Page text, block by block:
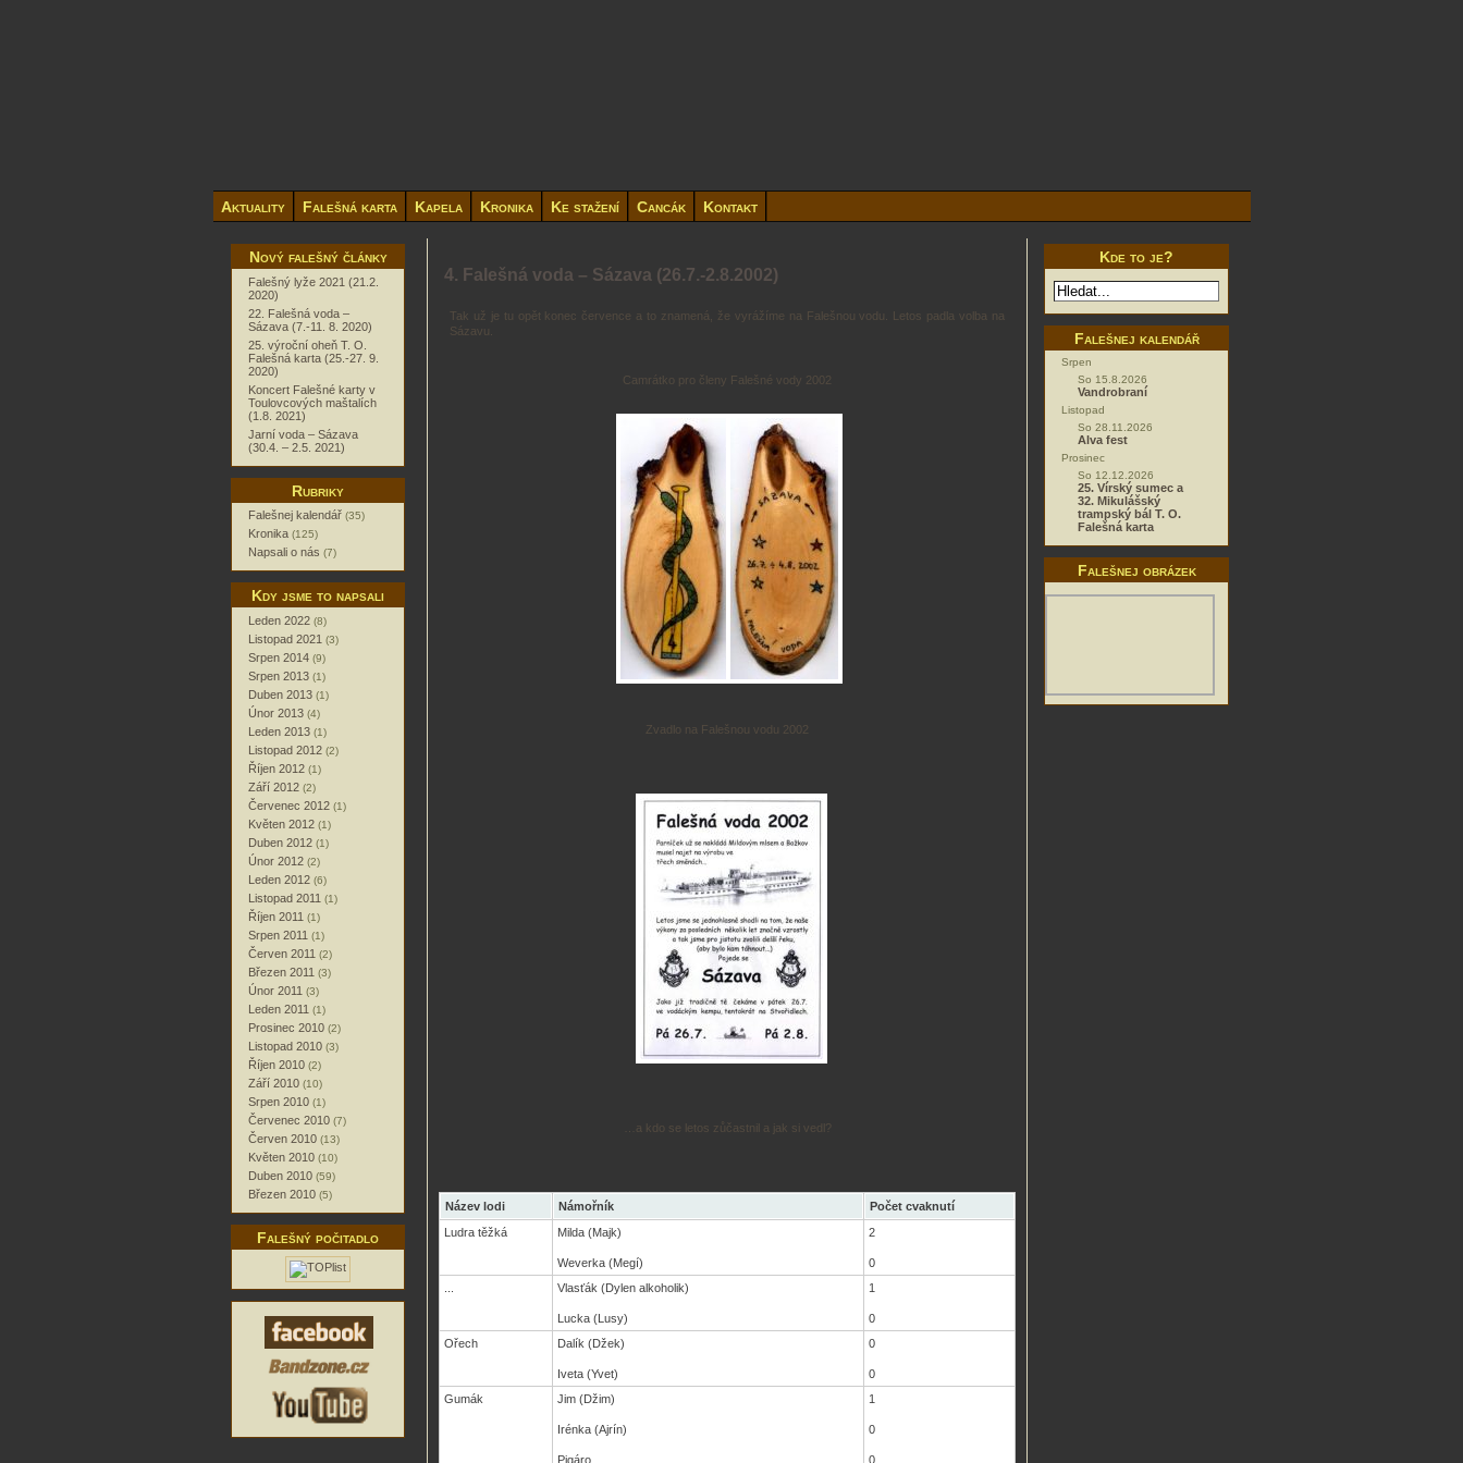
Aktuality Falešná karta Kapela Kronika Ke stažení Cancák Kontakt
Nový falešný články
Falešný lyže 2021 (21.2.
2020)
22. Falešná voda –
Sázava (7.-11. 8. 2020)
25. výroční oheň T. O.
Falešná karta (25.-27. 9.
2020)
Koncert Falešné karty v
Toulovcových maštalích
(1.8. 2021)
Jarní voda – Sázava
(30.4. – 2.5. 2021)
Rubriky
Falešnej kalendář (35)
Kronika (125)
Napsali o nás (7)
Kdy jsme to napsali
Leden 2022 (8)
Listopad 2021 (3)
Srpen 2014 (9)
Srpen 2013 (1)
Duben 2013 (1)
Únor 2013 (4)
Leden 2013 (1)
Listopad 2012 (2)
Říjen 2012 (1)
Září 2012 (2)
Červenec 2012 (1)
Květen 2012 (1)
Duben 2012 (1)
Únor 2012 (2)
Leden 2012 (6)
Listopad 2011 (1)
Říjen 2011 (1)
Srpen 2011 (1)
Červen 2011 (2)
Březen 2011 (3)
Únor 2011 (3)
Leden 2011 (1)
Prosinec 2010 (2)
Listopad 2010 (3)
Říjen 2010 (2)
Září 2010 (10)
Srpen 2010 (1)
Červenec 2010 (7)
Červen 2010 (13)
Květen 2010 (10)
Duben 2010 (59)
Březen 2010 (5)
Falešný počitadlo
4. Falešná voda – Sázava (26.7.-2.8.2002)
Tak už je tu opět konec července a to znamená, že vyrážíme na Falešnou vodu. Letos padla volba na
Sázavu.
Camrátko pro členy Falešné vody 2002
Zvadlo na Falešnou vodu 2002
…a kdo se letos zůčastnil a jak si vedl?
Název lodi Námořník
Počet cvaknutí
Ludra těžká
Milda (Majk)
Weverka (Megí)
2
0
Vlasťák (Dylen alkoholik)
Lucka (Lusy)
1
0
Ořech
Dalík (Džek)
Iveta (Yvet)
0
0
Gumák
Jim (Džim)
Irénka (Ajrín)
Pigáro
1
0
0
Kde to je?
Falešnej kalendář
Srpen
So 15.8.2026
Vandrobraní
Listopad
So 28.11.2026
Alva fest
Prosinec
So 12.12.2026
25. Vírský sumec a
32. Mikulášský
trampský bál T. O.
Falešná karta
Falešnej obrázek